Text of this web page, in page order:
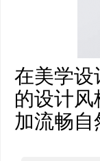
在美学设
的设计
加流畅